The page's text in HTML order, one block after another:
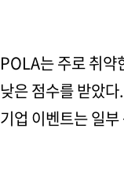
POLA는 주로 취약
낮은 점수를 받았
기업 이벤트는 일